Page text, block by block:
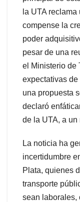
la UTA
compense la
poder
pesar de una
el Ministerio de
expectativas
una propuesta
declaró
de la UTA, a
La noticia ha
incertidumbre
Plata, quienes
transporte
sean laborales,